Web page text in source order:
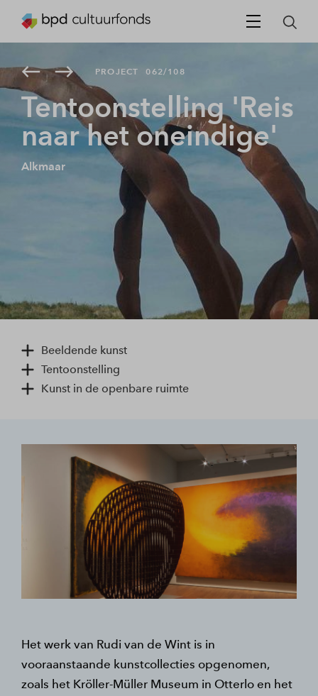
PROJECT 062/108
Tentoonstelling 'Reis
naar het oneindige'
Alkmaar
Beeldende kunst
Tentoonstelling
Kunst in de openbare ruimte
Het werk van Rudi van de Wint is in
vooraanstaande kunstcollecties opgenomen,
zoals het Kröller-Müller Museum in Otterlo en het